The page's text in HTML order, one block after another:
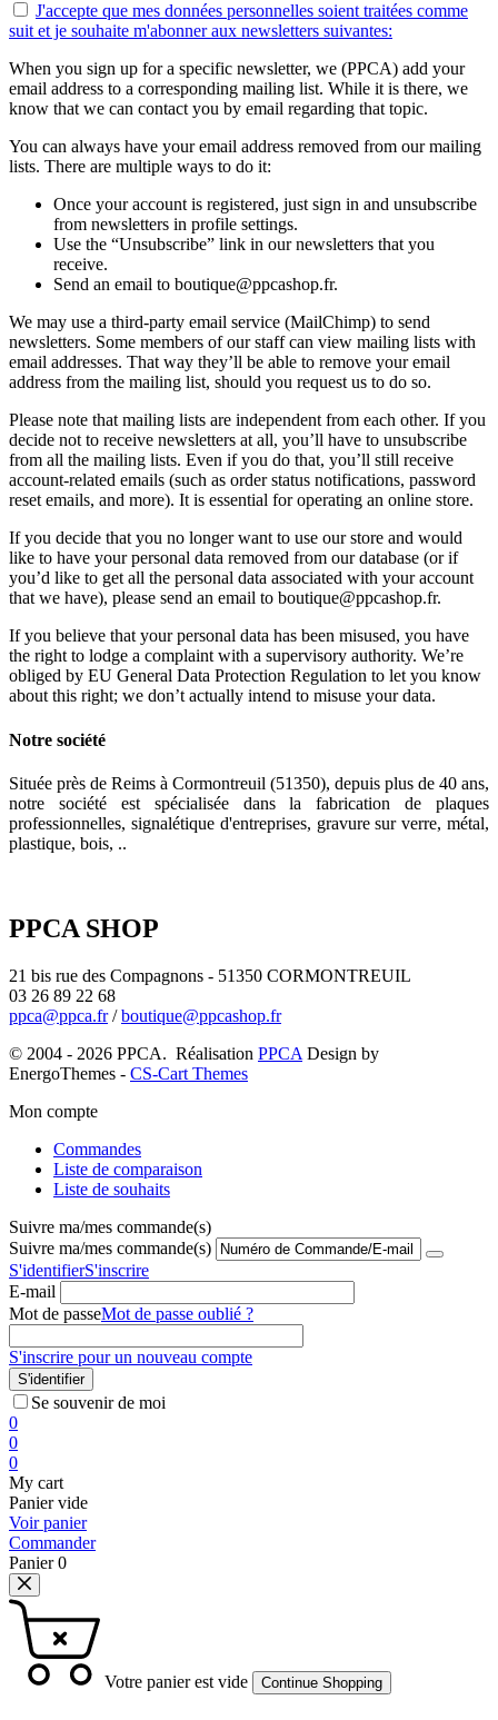
J'accepte que mes données personnelles soient traitées comme
suit et je souhaite m'abonner aux newsletters suivantes:
When you sign up for a specific newsletter, we (PPCA) add your
email address to a corresponding mailing list. While it is there, we
know that we can contact you by email regarding that topic.
You can always have your email address removed from our mailing
lists. There are multiple ways to do it:
Once your account is registered, just sign in and unsubscribe
from newsletters in profile settings.
Use the “Unsubscribe” link in our newsletters that you
receive.
Send an email to boutique@ppcashop.fr.
We may use a third-party email service (MailChimp) to send
newsletters. Some members of our staff can view mailing lists with
email addresses. That way they’ll be able to remove your email
address from the mailing list, should you request us to do so.
Please note that mailing lists are independent from each other. If you
decide not to receive newsletters at all, you’ll have to unsubscribe
from all the mailing lists. Even if you do that, you’ll still receive
account-related emails (such as order status notifications, password
reset emails, and more). It is essential for operating an online store.
If you decide that you no longer want to use our store and would
like to have your personal data removed from our database (or if
you’d like to get all the personal data associated with your account
that we have), please send an email to boutique@ppcashop.fr.
If you believe that your personal data has been misused, you have
the right to lodge a complaint with a supervisory authority. We’re
obliged by EU General Data Protection Regulation to let you know
about this right; we don’t actually intend to misuse your data.
Notre société
Située près de Reims à Cormontreuil (51350), depuis plus de 40 ans,
notre société est spécialisée dans la fabrication de plaques
professionnelles, signalétique d'entreprises, gravure sur verre, métal,
plastique, bois, ..
PPCA SHOP
21 bis rue des Compagnons - 51350 CORMONTREUIL
03 26 89 22 68
ppca@ppca.fr/boutique@ppcashop.fr
© 2004 - 2026 PPCA. Réalisation PPCA Design by
EnergoThemes - CS-Cart Themes
Mon compte
Commandes
Liste de comparaison
Liste de souhaits
Suivre ma/mes commande(s)
Suivre ma/mes commande(s)
S'identifierS'inscrire
E-mail
Mot de passeMot de passe oublié ?
S'inscrire pour un nouveau compte
S'identifier
Se souvenir de moi
0
0
0
My cart
Panier vide
Voir panier
Commander
Panier0
Votre panier est vide Continue Shopping